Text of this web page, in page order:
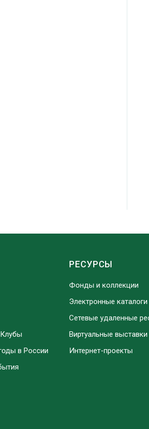
в России
РЕСУРСЫ
Фонды и коллекции
Электронные каталоги
Сетевые удаленные
Виртуальные выставки
Интернет-проекты